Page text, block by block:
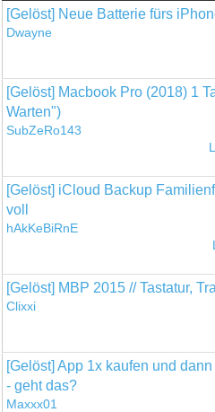
[Gelöst] Neue Batterie fürs
Dwayne
[Gelöst] Macbook Pro (2018) 1
Warten")
SubZeRo143
[Gelöst] iCloud Backup
voll
hAkKeBiRnE
[Gelöst] MBP 2015 // Tastatur,
Clixxi
[Gelöst] App 1x kaufen und
- geht das?
Maxxx01